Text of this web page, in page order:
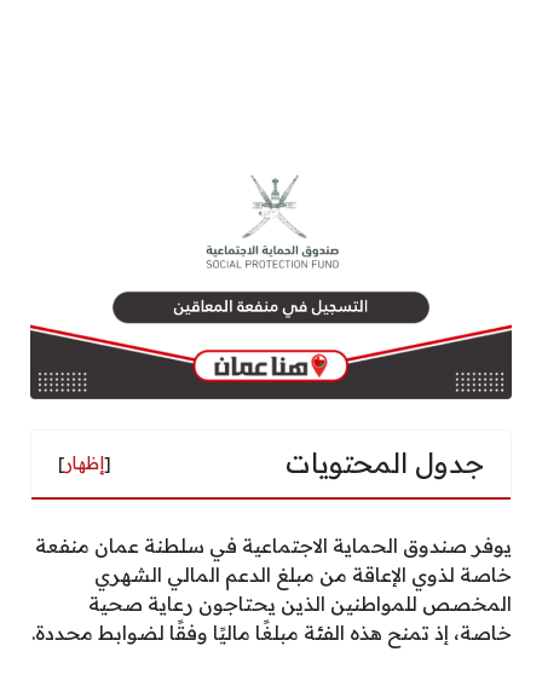
جدول المحتويات [إظهار]
يوفر صندوق الحماية الاجتماعية في سلطنة عمان منفعة
خاصة لذوي الإعاقة من مبلغ الدعم المالي الشهري
المخصص للمواطنين الذين يحتاجون رعاية صحية
خاصة، إذ تمنح هذه الفئة مبلغًا ماليًا وفقًا لضوابط محددة.